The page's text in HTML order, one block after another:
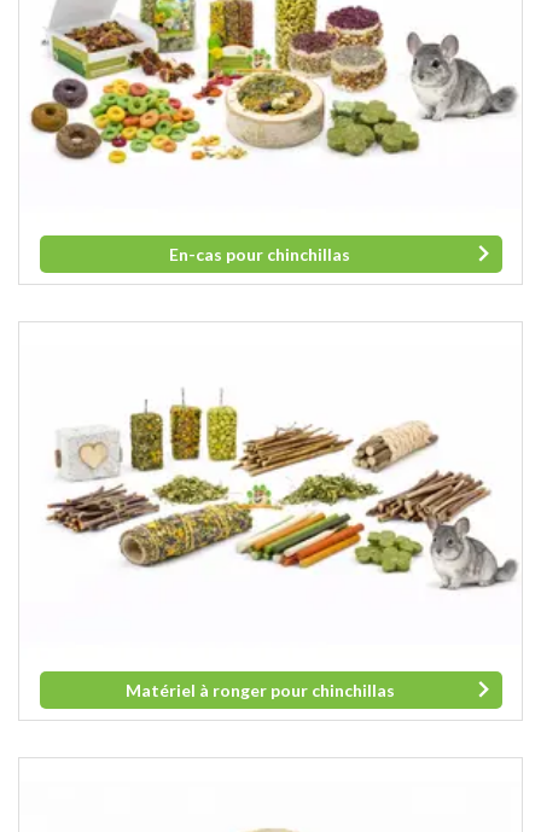
En-cas pour chinchillas
Matériel à ronger pour chinchillas